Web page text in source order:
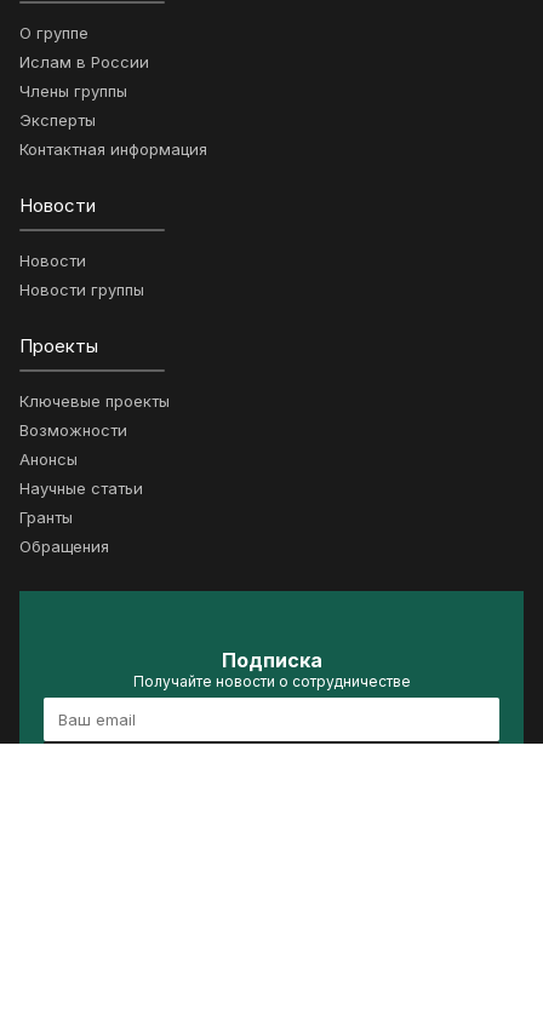
О группе
Ислам в России
Члены группы
Эксперты
Контактная информация
Новости
Новости
Новости группы
Проекты
Ключевые проекты
Возможности
Анонсы
Научные статьи
Гранты
Обращения
Подписка
Получайте новости о сотрудничестве